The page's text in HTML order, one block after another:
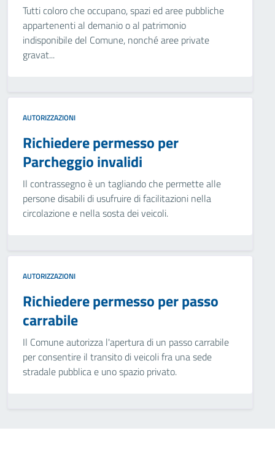
Tutti coloro che occupano, spazi ed aree pubbliche
appartenenti al demanio o al patrimonio
indisponibile del Comune, nonché aree private
gravat...
AUTORIZZAZIONI
Richiedere permesso per
Parcheggio invalidi
Il contrassegno è un tagliando che permette alle
persone disabili di usufruire di facilitazioni nella
circolazione e nella sosta dei veicoli.
AUTORIZZAZIONI
Richiedere permesso per passo
carrabile
Il Comune autorizza l'apertura di un passo carrabile
per consentire il transito di veicoli fra una sede
stradale pubblica e uno spazio privato.